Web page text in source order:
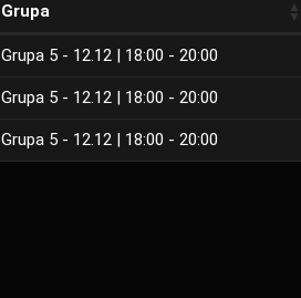
Grupa
Grupa 5 - 12.12 | 18:00 - 20:00
Grupa 5 - 12.12 | 18:00 - 20:00
Grupa 5 - 12.12 | 18:00 - 20:00